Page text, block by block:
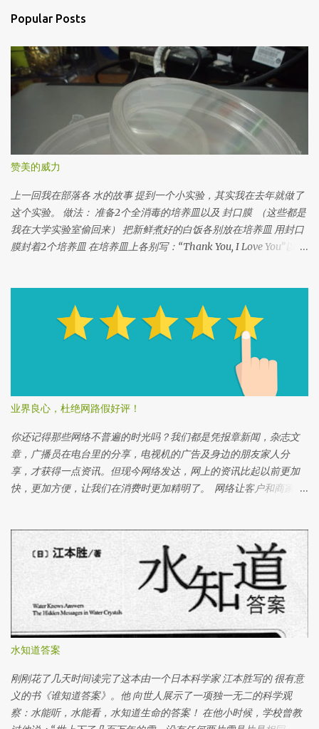
Popular Posts
赞美的威力
上一回我在部落各 水的故事 提到一个小实验，其实我在去年就做了
这个实验。 做法： 准备2个全消毒的培养皿以及 封口膜 （这些都是
我在大学实验室偷回来） 把新鲜煮好的白饭各别放在培养皿 用封口
膜封着2个培养皿 在培养皿上各别写：“Thank You, I Love You”以
净的玻璃瓶或着朔料瓶， 一定要透视的，以方便你观察白饭的变
化。 把白饭各别放在培养皿里。白饭一定要新鲜刚煮的。 还有记得
不要用五谷米，因为五谷不是白色，很难判断结果。 如果你是用瓶
子，记得帮盖子缩紧，避免空气里的细菌侵入印象结果。 用封口膜
封着2个培养皿 记得写上实验开始的日期，以方便记录。 在第一个
培养皿上写好话，例如：“谢谢你”，“我爱你”，“你很美” 等等 在第
二个培养皿上写上坏话，例如：“讨厌你”，“你去死”，“你很样衰”
等等 一个星期后，好话培养皿仍然一样白，没有变化。 一个星期
后，坏话培养皿里的白饭出现一团青色及白色的霉菌。 一个星期
后，在坏话培养皿上角的白饭上面长出青色的霉菌。 而在坏话培养
皿下角的白饭长了一大片白色的霉菌。 两个星期后，好话培养皿里
盖了。 青色的霉菌变大片了。由于培养皿里有很多霉菌派出二氧化
碳（CO2）， 所以造成了大量的雾水。 实验后，我大胆地打开培养
皿闻一闻白饭的味道。好话培养皿里的白饭排放出一种好像就在发
酵 的酸味，而坏话培养皿里的白饭排出一种好像臭鸡蛋的味道。实
验结果，看好话的白饭发 酵，而看坏话的白饭发霉了。 实验证明了
波动频率是存在的。我们通过白饭看到不同字的波动频率。好话会
发出好的波动频率；坏话会发出坏的波动频率。当某样事物接受了
某种波动频率，此事物就会对此频率表示反应。在实验里，当白饭
接受了好话的频率，白饭自然发 酵，而不是发臭。反而当白饭接受
了坏话的频率，白饭被霉菌侵入，开始发臭。 所以当你对某件事感
到负面时，你就会自然发射负面的频率，当宇宙接受了你负面的频...
业界良心，杜绝网路假好评！
你还记得那些网络不普遍的时光吗？我们都是凭报章新闻，杂志文
章，广播员在电台里的分享，电视机的广告及身边的朋友家人分
享，才获得一点资讯。但现今网络发达，网上的资讯比起以前更加
快，更加方便，让我们在消费时更加精明了。 网络让客户和商家有
具啊！但是偏偏有人就滥用了这些网络的方便。 网评分数真的那么
重要吗？ 网络评分除了给客户们直接发表他们对服务及产品的看
法，最主要是建立有潜质的客户群对该产品及服务的信心。所以网
评的分数固然重要！但是人是会犯错的，所以不时得到差评也很正
常。商家可以通过差评知道自己该进步的方位，并与投诉的客人交
流，及把错误做好。 差评就等于没信用吗？ 错一次不等于永远的
错，因为人会从错误中学习。如果差评是发生在3个月前的事，而在
日后的3个月内没有被别的客户投诉同样的问题，那就证明这家商人
真的有采取行动，不再重犯同样的错误。如果同样的错误陆续重
犯，无论商家如何专业回复给差评的客人，但是持续不断的差评却
间接性地表示商家只是表面上抚平投诉，而没有针对问题追更到
水知道答案
刚刚花了几天时间读完了这本由一个日本科学家 江本胜写的 很有意
义的书《谁知道答案》。他 向世人展示了一项独一无二的科学观
察：水能听，水能看，水知道生命的答案！ 在他小时候，学校曾教